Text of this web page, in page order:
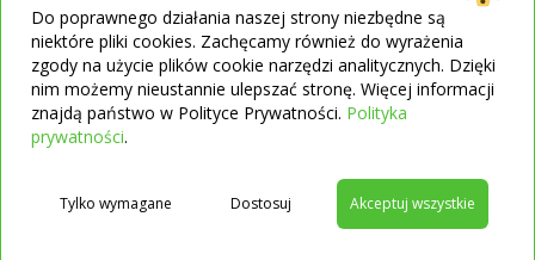
TERMOMETRY
UKŁAD ODDECHOWY
WKŁADKI ORTOPEDYCZNE
WÓZKI I SKUTERY INWALIDZKIE
WÓZKI INWALIDZKIE
ŁÓŻKA REHABILITACYJNE
Do poprawnego działania naszej strony niezbędne są
niektóre pliki cookies. Zachęcamy również do wyrażenia
zgody na użycie plików cookie narzędzi analitycznych. Dzięki
nim możemy nieustannie ulepszać stronę. Więcej informacji
znajdą państwo w Polityce Prywatności. Polityka
prywatności.
Dostosuj
Tylko wymagane Akceptuj wszystkie
To